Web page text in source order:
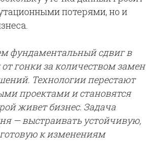
потерями, но и
фундаментальный сдвиг в
гонки за количеством замен
Технологии перестают
проектами и становятся
живет бизнес. Задача
— выстраивать устойчивую,
к изменениям